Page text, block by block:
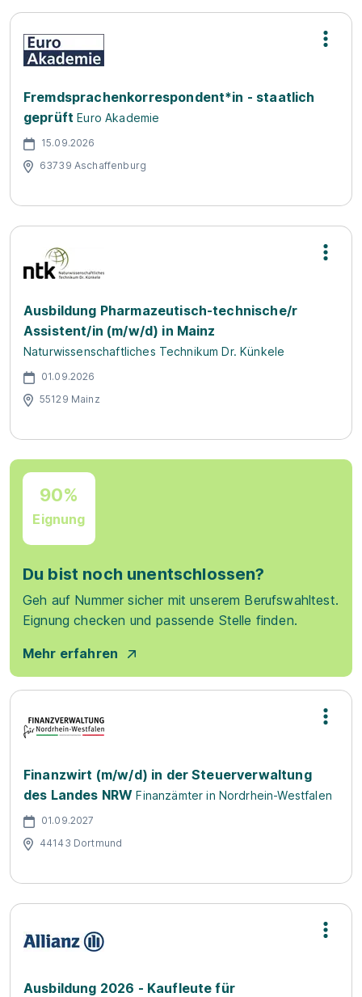
Fremdsprachenkorrespondent*in - staatlich
geprüft Euro Akademie
15.09.2026
63739 Aschaffenburg
Ausbildung Pharmazeutisch-technische/r
Assistent/in (m/w/d) in Mainz
Naturwissenschaftliches Technikum Dr. Künkele
01.09.2026
55129 Mainz
90%
Eignung
Du bist noch unentschlossen?
Geh auf Nummer sicher mit unserem Berufswahltest.
Eignung checken und passende Stelle finden.
Mehr erfahren
Finanzwirt (m/w/d) in der Steuerverwaltung
des Landes NRW Finanzämter in Nordrhein-Westfalen
01.09.2027
44143 Dortmund
Ausbildung 2026 - Kaufleute für